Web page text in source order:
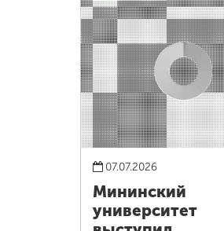
07.07.2026
Мининский
университет